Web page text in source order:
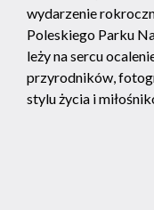
wydarzenie
Poleskiego Parku
leży na sercu
przyrodników,
stylu życia i